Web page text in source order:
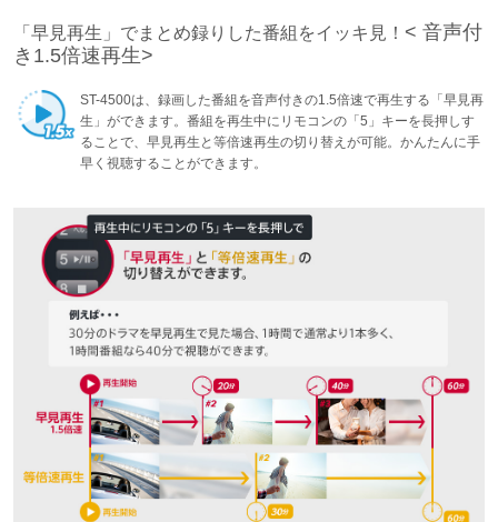
「早見再生」でまとめ録りした番組をイッキ見！ < 音声付
き1.5倍速再生>
ST-4500は、録画した番組を音声付きの1.5倍速で再生する「早見再
生」ができます。番組を再生中にリモコンの「5」キーを長押しす
ることで、早見再生と等倍速再生の切り替えが可能。かんたんに手
早く視聴することができます。